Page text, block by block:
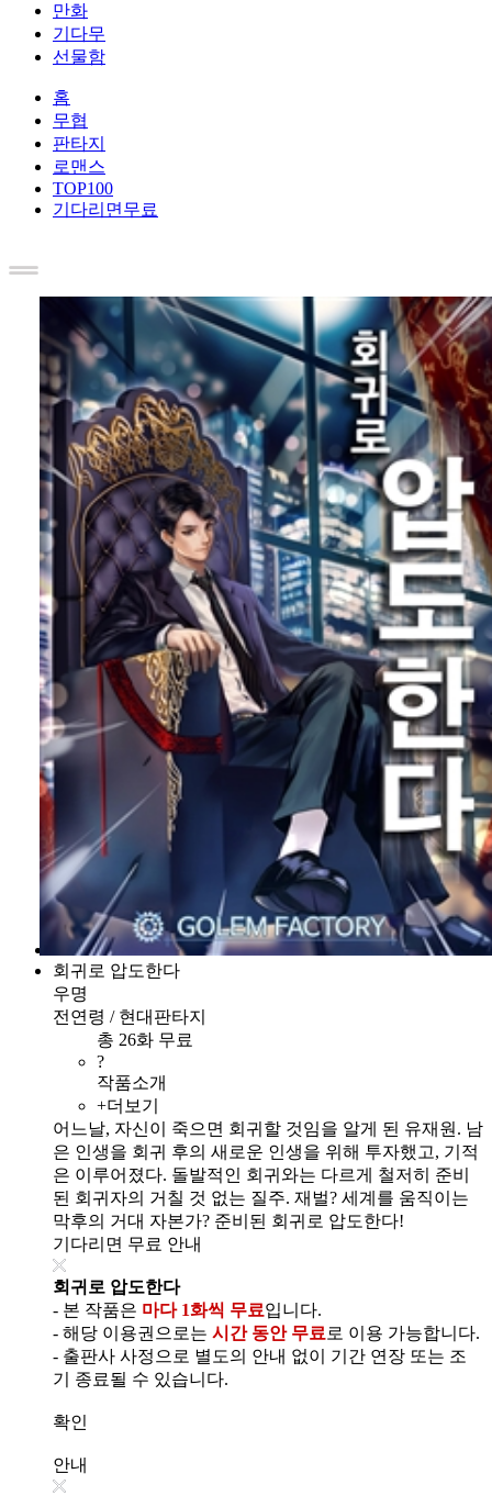
만화
기다무
선물함
홈
무협
판타지
로맨스
TOP100
기다리면무료
회귀로 압도한다
우명
전연령 / 현대판타지
총 26화 무료
?
작품소개
+더보기
어느날, 자신이 죽으면 회귀할 것임을 알게 된 유재원. 남
은 인생을 회귀 후의 새로운 인생을 위해 투자했고, 기적
은 이루어졌다. 돌발적인 회귀와는 다르게 철저히 준비
된 회귀자의 거칠 것 없는 질주. 재벌? 세계를 움직이는
막후의 거대 자본가? 준비된 회귀로 압도한다!
기다리면 무료 안내
회귀로 압도한다
- 본 작품은 마다 1화씩 무료입니다.
- 해당 이용권으로는 시간 동안 무료 로 이용 가능합니다.
- 출판사 사정으로 별도의 안내 없이 기간 연장 또는 조
기 종료될 수 있습니다.
확인
안내